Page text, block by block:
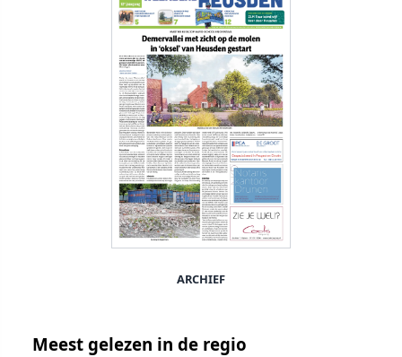
ARCHIEF
Meest gelezen in de regio